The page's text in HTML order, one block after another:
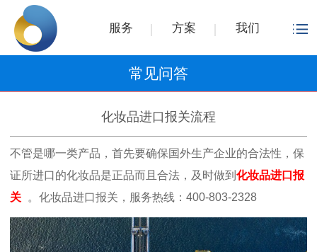
服务 方案 我们
常见问答
化妆品进口报关流程
不管是哪一类产品，首先要确保国外生产企业的合法性，保
证所进口的化妆品是正品而且合法，及时做到 化妆品进口报
关
。化妆品进口报关，服务热线：400-803-2328